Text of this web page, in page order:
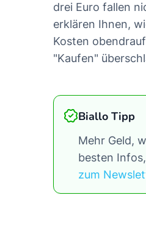
drei Euro fallen
erklären Ihnen,
Kosten
"Kaufen"
Biallo Tipp
Mehr Geld,
besten
zum